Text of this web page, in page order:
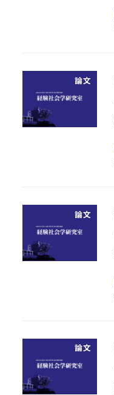
論文
論文
論文